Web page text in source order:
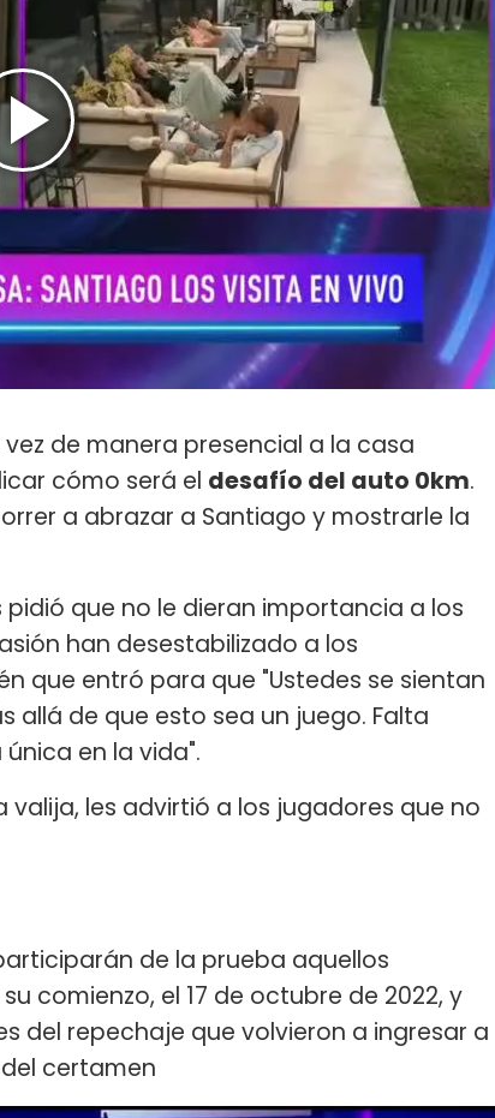
de manera presencial a la casa
cómo será el desafío del auto 0km.
a abrazar a Santiago y mostrarle la
que no le dieran importancia a los
han desestabilizado a los
que entró para que "Ustedes se sientan
de que esto sea un juego. Falta
en la vida".
les advirtió a los jugadores que no
de la prueba aquellos
comienzo, el 17 de octubre de 2022, y
del repechaje que volvieron a ingresar a
certamen